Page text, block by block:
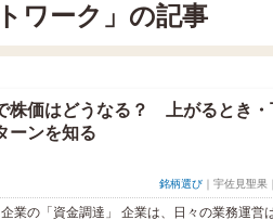
ワーク」の記事
株価はどうなる？ 上がるとき・
ーンを知る
銘柄選び｜宇佐見聖果
業の「資金調達」 企業は、日々の業務運営